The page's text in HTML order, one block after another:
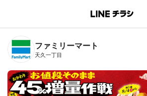
B
n
T
ファミリーマート
天久一丁目